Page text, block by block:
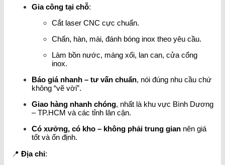
Gia công tại chỗ:
Cắt laser CNC cực chuẩn.
Chấn, hàn, mài, đánh bóng inox theo yêu cầu.
Làm bồn nước, máng xối, lan can, cửa cổng
inox.
Báo giá nhanh – tư vấn chuẩn, nói đúng nhu cầu chứ
không “vẽ vời”.
Giao hàng nhanh chóng, nhất là khu vực Bình Dương
– TP.HCM và các tỉnh lân cận.
Có xưởng, có kho – không phải trung gian nên giá
tốt và ổn định.
📍 Địa chỉ: